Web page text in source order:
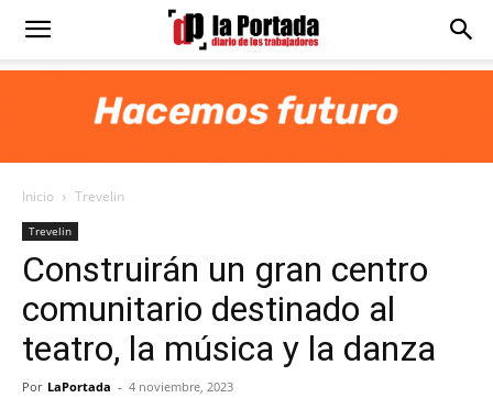
Diario
Portada
Inicio Trevelin
Trevelin
Construirán un gran centro
comunitario destinado al
teatro, la música y la danza
Por LaPortada - 4 noviembre, 2023